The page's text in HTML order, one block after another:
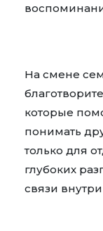
На смене
которые
понимать
только для
глубоких
связи